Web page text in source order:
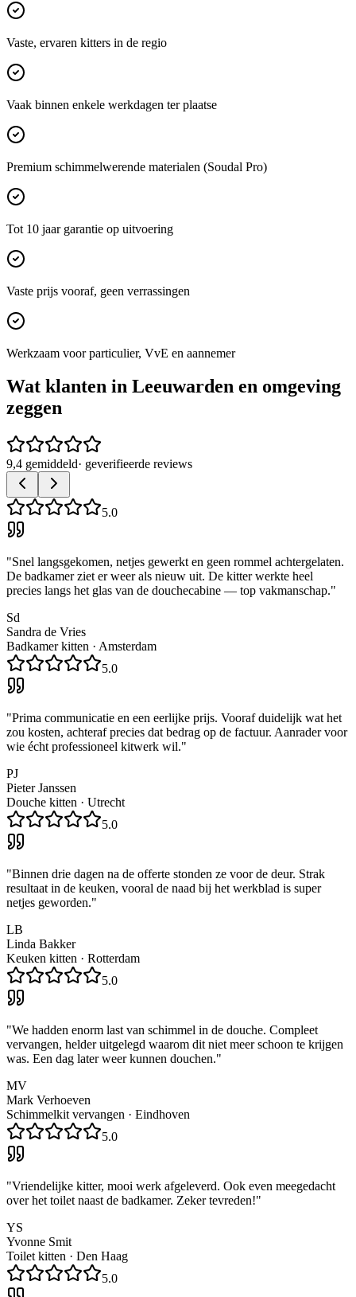
Vaste, ervaren kitters in de regio
Vaak binnen enkele werkdagen ter plaatse
Premium schimmelwerende materialen (Soudal Pro)
Tot 10 jaar garantie op uitvoering
Vaste prijs vooraf, geen verrassingen
Werkzaam voor particulier, VvE en aannemer
Wat klanten in Leeuwarden en omgeving
zeggen
9,4 gemiddeld· geverifieerde reviews
5.0
"Snel langsgekomen, netjes gewerkt en geen rommel achtergelaten.
De badkamer ziet er weer als nieuw uit. De kitter werkte heel
precies langs het glas van de douchecabine — top vakmanschap."
Sd
Sandra de Vries
Badkamer kitten · Amsterdam
5.0
"Prima communicatie en een eerlijke prijs. Vooraf duidelijk wat het
zou kosten, achteraf precies dat bedrag op de factuur. Aanrader voor
wie écht professioneel kitwerk wil."
PJ
Pieter Janssen
Douche kitten · Utrecht
5.0
"Binnen drie dagen na de offerte stonden ze voor de deur. Strak
resultaat in de keuken, vooral de naad bij het werkblad is super
netjes geworden."
LB
Linda Bakker
Keuken kitten · Rotterdam
5.0
"We hadden enorm last van schimmel in de douche. Compleet
vervangen, helder uitgelegd waarom dit niet meer schoon te krijgen
was. Een dag later weer kunnen douchen."
MV
Mark Verhoeven
Schimmelkit vervangen · Eindhoven
5.0
"Vriendelijke kitter, mooi werk afgeleverd. Ook even meegedacht
over het toilet naast de badkamer. Zeker tevreden!"
YS
Yvonne Smit
Toilet kitten · Den Haag
5.0